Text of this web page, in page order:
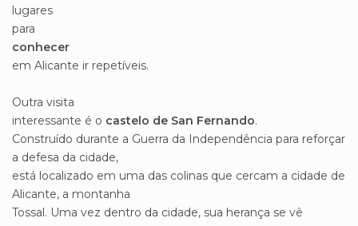
lugares
para
conhecer
em Alicante ir repetíveis.
Outra visita
interessante é o castelo de San Fernando.
Construído durante a Guerra da Independência para reforçar
a defesa da cidade,
está localizado em uma das colinas que cercam a cidade de
Alicante, a montanha
Tossal. Uma vez dentro da cidade, sua herança se vê